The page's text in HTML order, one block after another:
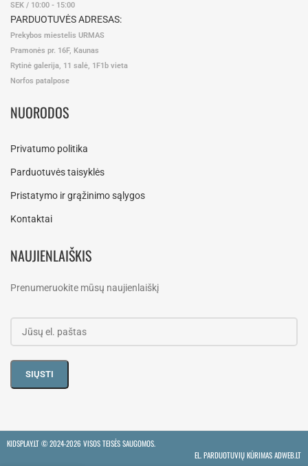
SEK / 10:00 - 15:00
PARDUOTUVĖS ADRESAS:
Prekybos miestelis URMAS
Pramonės pr. 16F, Kaunas
Rytinė galerija, 11 salė, 1F1b vieta
Norfos patalpose
NUORODOS
Privatumo politika
Parduotuvės taisyklės
Pristatymo ir grąžinimo sąlygos
Kontaktai
NAUJIENLAIŠKIS
Prenumeruokite mūsų naujienlaiškį
KIDSPLAY.LT ©2024-2026 VISOS TEISĖS SAUGOMOS.
EL. PARDUOTUVIŲ KŪRIMAS ADWEB.LT